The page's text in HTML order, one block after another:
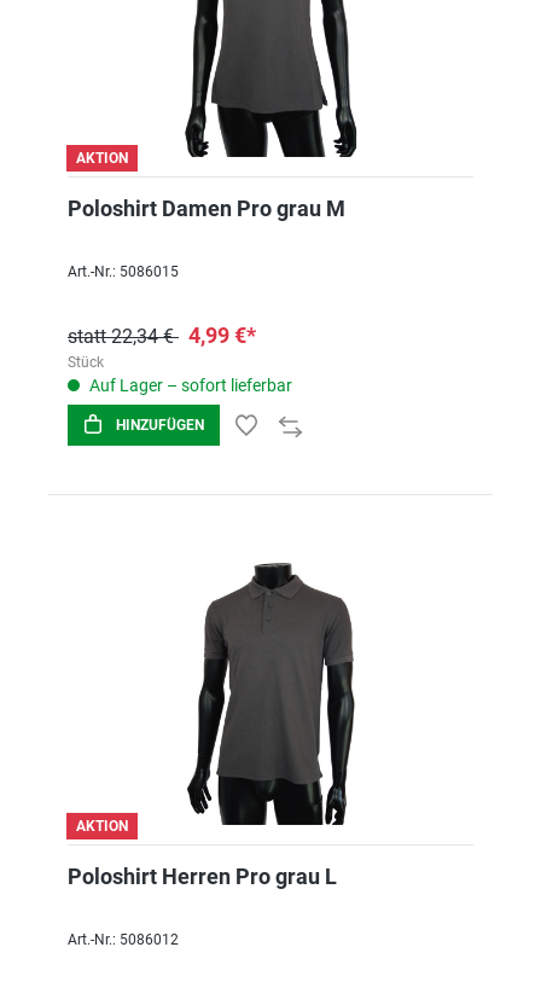
AKTION
Poloshirt Damen Pro grau M
Art.-Nr.: 5086015
statt 22,34 € 4,99 €*
Stück
Auf Lager – sofort lieferbar
HINZUFÜGEN
AKTION
Poloshirt Herren Pro grau L
Art.-Nr.: 5086012